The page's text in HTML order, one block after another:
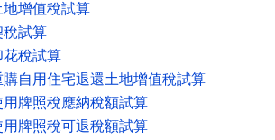
地增值稅試算
稅試算
花稅試算
購自用住宅退還土地增值稅試算
用牌照稅應納稅額試算
用牌照稅可退稅額試算